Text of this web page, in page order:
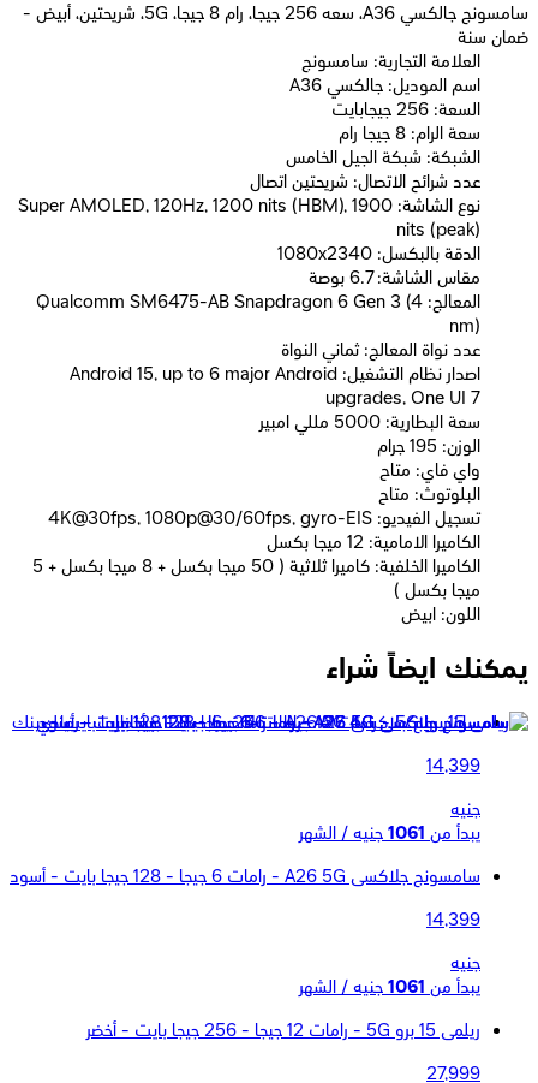
سامسونج جالكسي A36، سعه 256 جيجا، رام 8 جيجا، 5G، شريحتين، أبيض -
ضمان سنة
العلامة التجارية: سامسونج
اسم الموديل: جالكسي A36
السعة: 256 جيجابايت
سعة الرام: 8 جيجا رام
الشبكة: شبكة الجيل الخامس
عدد شرائح الاتصال: شريحتين اتصال
نوع الشاشة: Super AMOLED, 120Hz, 1200 nits (HBM), 1900
nits (peak)
الدقة بالبكسل: 1080x2340
مقاس الشاشة: 6.7 بوصة
المعالج: Qualcomm SM6475-AB Snapdragon 6 Gen 3 (4
nm)
عدد نواة المعالج: ثماني النواة
اصدار نظام التشغيل: Android 15, up to 6 major Android
upgrades, One UI 7
سعة البطارية: 5000 مللي امبير
الوزن: 195 جرام
واي فاي: متاح
البلوتوث: متاح
تسجيل الفيديو: 4K@30fps, 1080p@30/60fps, gyro-EIS
الكاميرا الامامية: 12 ميجا بكسل
الكاميرا الخلفية: كاميرا ثلاثية ( 50 ميجا بكسل + 8 ميجا بكسل + 5
ميجا بكسل )
اللون: ابيض
يمكنك ايضاً شراء
سامسونج جلاكسى A26 5G - رامات 6 جيجا - 128 جيجا بايت - بينك
14,399
جنيه
يبدأ من 1061 جنيه / الشهر
سامسونج جلاكسى A26 5G - رامات 6 جيجا - 128 جيجا بايت - أسود
14,399
جنيه
يبدأ من 1061 جنيه / الشهر
ريلمى 15 برو 5G - رامات 12 جيجا - 256 جيجا بايت - أخضر
27,999